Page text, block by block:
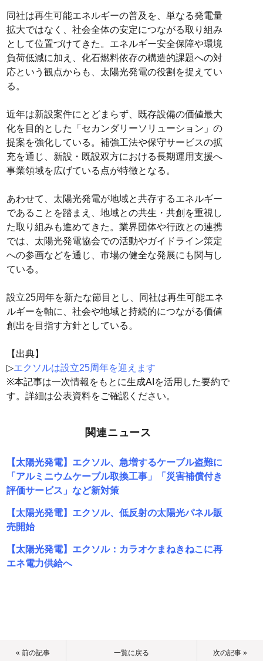
同社は再生可能エネルギーの普及を、単なる発電量
拡大ではなく、社会全体の安定につながる取り組み
として位置づけてきた。エネルギー安全保障や環境
負荷低減に加え、化石燃料依存の構造的課題への対
応という観点からも、太陽光発電の役割を捉えてい
る。
近年は新設案件にとどまらず、既存設備の価値最大
化を目的とした「セカンダリーソリューション」の
提案を強化している。補強工法や保守サービスの拡
充を通じ、新設・既設双方における長期運用支援へ
事業領域を広げている点が特徴となる。
あわせて、太陽光発電が地域と共存するエネルギー
であることを踏まえ、地域との共生・共創を重視し
た取り組みも進めてきた。業界団体や行政との連携
では、太陽光発電協会での活動やガイドライン策定
への参画などを通じ、市場の健全な発展にも関与し
ている。
設立25周年を新たな節目とし、同社は再生可能エネ
ルギーを軸に、社会や地域と持続的につながる価値
創出を目指す方針としている。
【出典】
▷エクソルは設立25周年を迎えます
※本記事は一次情報をもとに生成AIを活用した要約で
す。詳細は公表資料をご確認ください。
関連ニュース
【太陽光発電】エクソル、急増するケーブル盗難に
「アルミニウムケーブル取換工事」「災害補償付き
評価サービス」など新対策
【太陽光発電】エクソル、低反射の太陽光パネル販
売開始
【太陽光発電】エクソル：カラオケまねきねこに再
エネ電力供給へ
« 前の記事 一覧に戻る 次の記事 »